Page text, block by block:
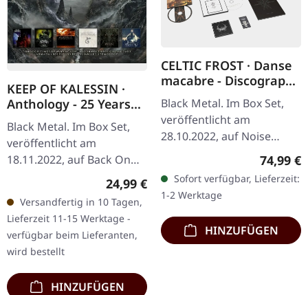
KEEP OF KALESSIN ·
Anthology - 25 Years
Of Epic Extreme Metal
| 6CD BOX SET
Black Metal. Im Box Set,
veröffentlicht am
18.11.2022, auf Back On
Jewelcase. "Anthology - 25
Years Of Epic Extreme
Metal" feiert…
Regulärer Preis:
24,99 €
Versandfertig in 10 Tagen,
Lieferzeit 11-15 Werktage -
verfügbar beim Lieferanten,
wird bestellt
HINZUFÜGEN
CELTIC FROST · Danse
macabre - Discography
1984-1987 | DELUXE
5CD BOX SET
Black Metal. Im Box Set,
veröffentlicht am
28.10.2022, auf Noise
Records. Deluxe CD-Box
mit 5 CDs, A Morbid Tale
Buch (40 Seiten),
doppelseitigem…
74,99 €
Sofort verfügbar, Lieferzeit:
1-2 Werktage
HINZUFÜGEN